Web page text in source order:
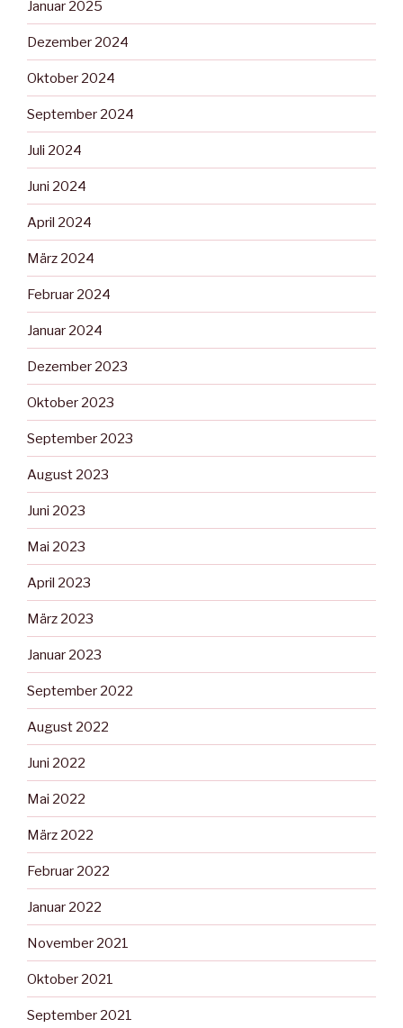
Januar 2025
Dezember 2024
Oktober 2024
September 2024
Juli 2024
Juni 2024
April 2024
März 2024
Februar 2024
Januar 2024
Dezember 2023
Oktober 2023
September 2023
August 2023
Juni 2023
Mai 2023
April 2023
März 2023
Januar 2023
September 2022
August 2022
Juni 2022
Mai 2022
März 2022
Februar 2022
Januar 2022
November 2021
Oktober 2021
September 2021